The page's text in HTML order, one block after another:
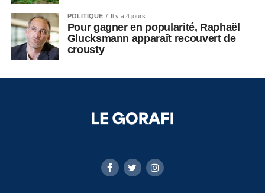
POLITIQUE Il y a 4 jours
Pour gagner en popularité, Raphaël
Glucksmann apparaît recouvert de
crousty